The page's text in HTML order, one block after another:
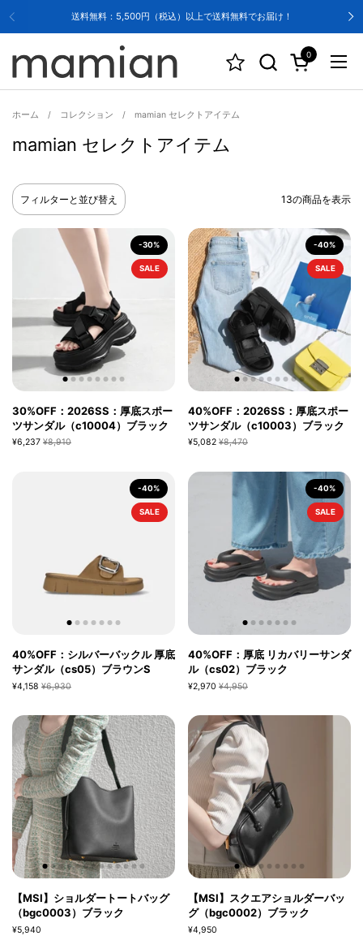
送料無料：5,500円（税込）以上で送料無料でお届け！
カートを開く
0
メニ
ホーム / コレクション / mamian セレクトアイテム
mamian セレクトアイテム
フィルターと並び替え 13の商品を表示
30%OFF：2026SS：厚底スポー
ツサンダル（c10004）ブラック
¥6,237 ¥8,910
-30%
SALE
40%OFF：2026SS：厚底スポー
ツサンダル（c10003）ブラック
¥5,082 ¥8,470
-40%
SALE
40%OFF：シルバーバックル 厚底
サンダル（cs05）ブラウンS
¥4,158 ¥6,930
-40%
SALE
40%OFF：厚底 リカバリーサンダ
ル（cs02）ブラック
¥2,970 ¥4,950
-40%
SALE
【MSI】ショルダートートバッグ
（bgc0003）ブラック
¥5,940
【MSI】スクエアショルダーバッ
グ（bgc0002）ブラック
¥4,950